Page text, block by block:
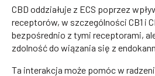
CBD oddziałuje z ECS poprzez
receptorów, w szczególności CB1 i
bezpośrednio z tymi receptorami,
zdolność do wiązania się z
Ta interakcja może pomóc w